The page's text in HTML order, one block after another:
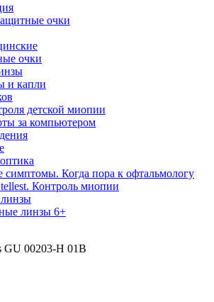
очки
очки
и капли
детской миопии
за компьютером
симптомы. Когда пора к офтальмологу
Контроль миопии
линзы 6+
GU 00203-H 01B